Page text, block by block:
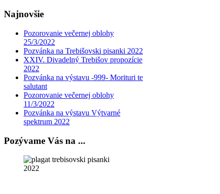
Najnovšie
Pozorovanie večernej oblohy
25/3/2022
Pozvánka na Trebišovski pisanki 2022
XXIV. Divadelný Trebišov propozície
2022
Pozvánka na výstavu -999- Morituri te
salutant
Pozorovanie večernej oblohy
11/3/2022
Pozvánka na výstavu Výtvarné
spektrum 2022
Pozývame Vás na ...